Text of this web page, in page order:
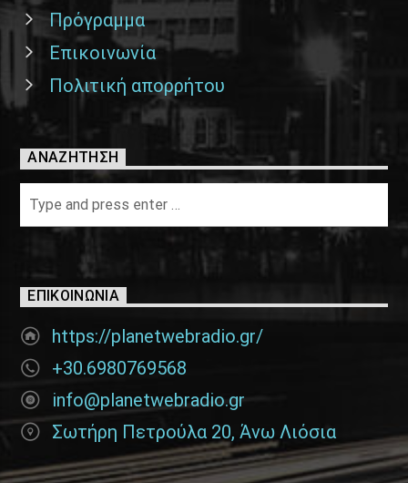
Πρόγραμμα
Επικοινωνία
Πολιτική απορρήτου
ΑΝΑΖΉΤΗΣΗ
ΕΠΙΚΟΙΝΩΝΊΑ
https://planetwebradio.gr/
+30.6980769568
info@planetwebradio.gr
Σωτήρη Πετρούλα 20, Άνω Λιόσια